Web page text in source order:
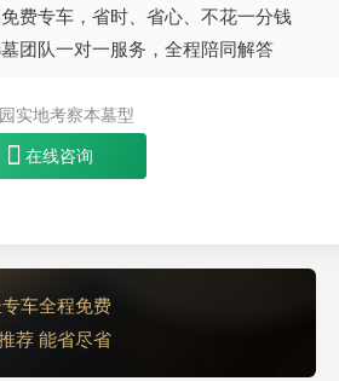
费专车，省时、省心、不花一分钱
团队一对一服务，全程陪同解答
实地考察本墓型
在线咨询
车全程免费
荐 能省尽省